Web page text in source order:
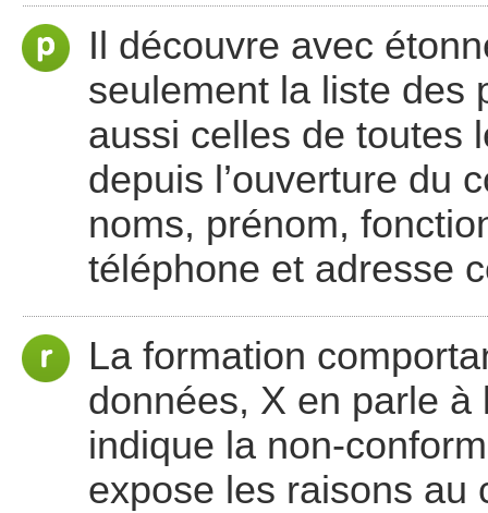
Il découvre avec
seulement la liste des
aussi celles de toutes
depuis l’ouverture du
noms, prénom,
téléphone et adresse
La formation
données, X en parle à
indique la non-
expose les raisons au